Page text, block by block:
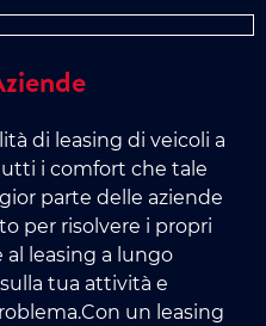
di leasing di veicoli a
i comfort che tale
parte delle aziende
per risolvere i propri
al leasing a lungo
tua attività e
un leasing